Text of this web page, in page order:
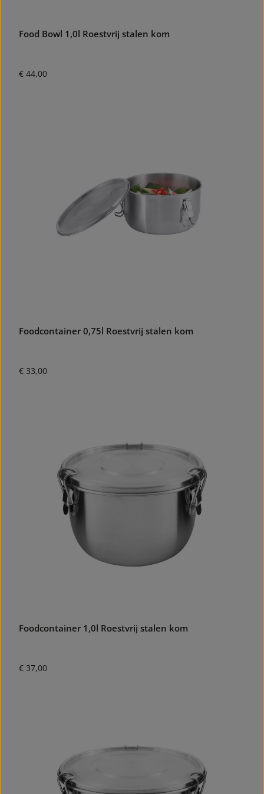
Food Bowl 1,0l Roestvrij stalen kom
Normale prijs:
€ 44,00
Foodcontainer 0,75l Roestvrij stalen kom
Normale prijs:
€ 33,00
Foodcontainer 1,0l Roestvrij stalen kom
Normale prijs:
€ 37,00